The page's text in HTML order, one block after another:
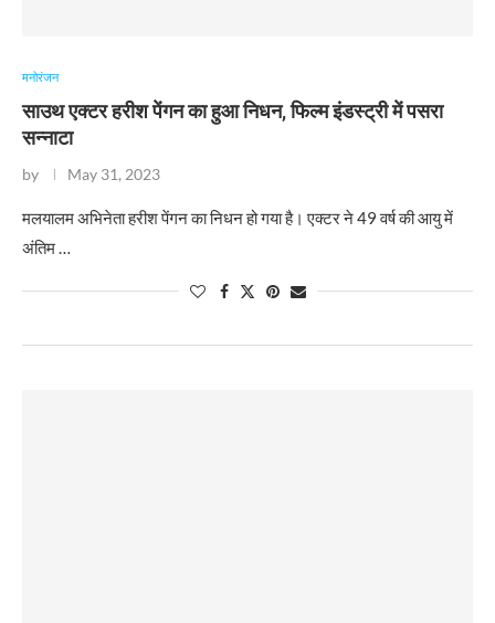
मनोरंजन
साउथ एक्टर हरीश पेंगन का हुआ निधन, फिल्म इंडस्ट्री में पसरा
सन्नाटा
by May 31, 2023
मलयालम अभिनेता हरीश पेंगन का निधन हो गया है। एक्टर ने 49 वर्ष की आयु में
अंतिम …